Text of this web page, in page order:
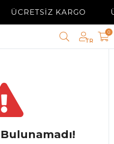
ÜCRETSİZ KARGO
TR
0